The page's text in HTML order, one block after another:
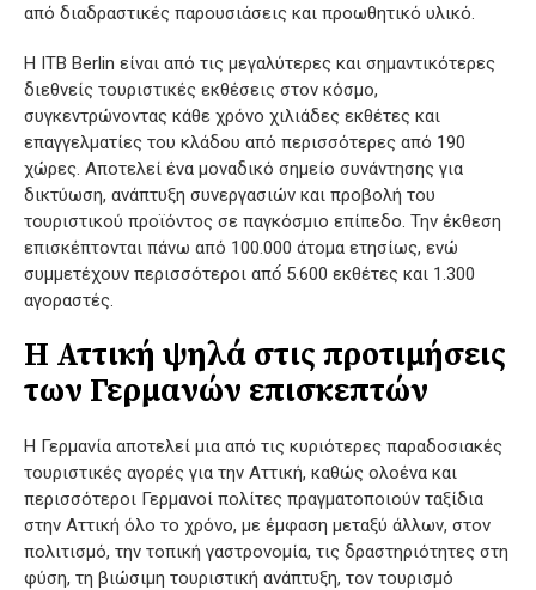
από διαδραστικές παρουσιάσεις και προωθητικό υλικό.
Η ITB Berlin είναι από τις μεγαλύτερες και σημαντικότερες
διεθνείς τουριστικές εκθέσεις στον κόσμο,
συγκεντρώνοντας κάθε χρόνο χιλιάδες εκθέτες και
επαγγελματίες του κλάδου από περισσότερες από 190
χώρες. Αποτελεί ένα μοναδικό σημείο συνάντησης για
δικτύωση, ανάπτυξη συνεργασιών και προβολή του
τουριστικού προϊόντος σε παγκόσμιο επίπεδο. Την έκθεση
επισκέπτονται πάνω από 100.000 άτομα ετησίως, ενώ
συμμετέχουν περισσότεροι από́ 5.600 εκθέτες και 1.300
αγοραστές.
Η Αττική ψηλά στις προτιμήσεις
των Γερμανών επισκεπτών
Η Γερμανία αποτελεί μια από τις κυριότερες παραδοσιακές
τουριστικές αγορές για την Αττική, καθώς ολοένα και
περισσότεροι Γερμανοί πολίτες πραγματοποιούν ταξίδια
στην Αττική όλο το χρόνο, με έμφαση μεταξύ άλλων, στον
πολιτισμό, την τοπική γαστρονομία, τις δραστηριότητες στη
φύση, τη βιώσιμη τουριστική ανάπτυξη, τον τουρισμό